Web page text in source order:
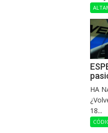
HA
18...